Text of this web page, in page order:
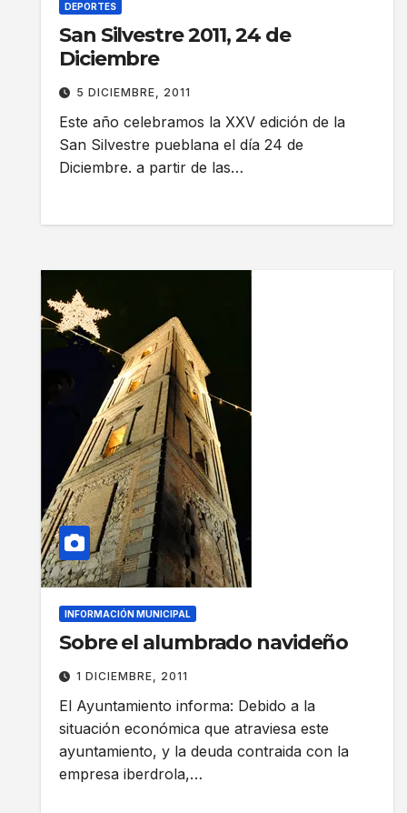
DEPORTES
San Silvestre 2011, 24 de
Diciembre
5 DICIEMBRE, 2011
Este año celebramos la XXV edición de la
San Silvestre pueblana el día 24 de
Diciembre. a partir de las…
INFORMACIÓN MUNICIPAL
Sobre el alumbrado navideño
1 DICIEMBRE, 2011
El Ayuntamiento informa: Debido a la
situación económica que atraviesa este
ayuntamiento, y la deuda contraida con la
empresa iberdrola,…